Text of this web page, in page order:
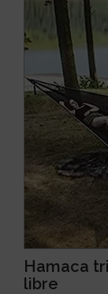
Hamaca
libre